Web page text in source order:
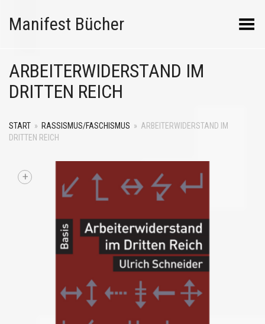
Manifest Bücher Menü umschalten
ARBEITERWIDERSTAND IM
DRITTEN REICH
START » RASSISMUS/FASCHISMUS » ARBEITERWIDERSTAND IM
DRITTEN REICH
+